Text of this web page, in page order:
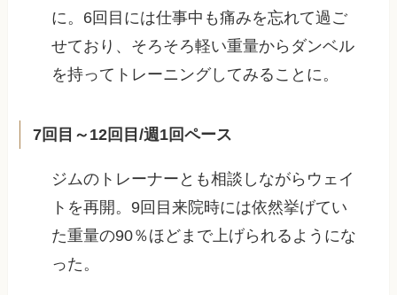
に。6回目には仕事中も痛みを忘れて過ご
せており、そろそろ軽い重量からダンベル
を持ってトレーニングしてみることに。
7回目～12回目/週1回ペース
ジムのトレーナーとも相談しながらウェイ
トを再開。9回目来院時には依然挙げてい
た重量の90％ほどまで上げられるようにな
った。